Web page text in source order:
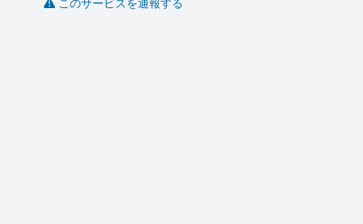
このサービスを通報する